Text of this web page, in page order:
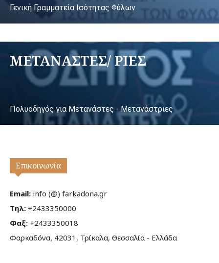
Γενική Γραμματεία Ισότητας Φύλων
ΜΕΤΑΝΑΣΤΕΣ/ ΡΙΕΣ
Πολυοδηγός για Μετανάστες - Μετανάστριες
Επικοινωνία
Email: info (@) farkadona.gr
Τηλ: +2433350000
Φαξ: +2433350018
Φαρκαδόνα, 42031, Τρίκαλα, Θεσσαλία - Ελλάδα